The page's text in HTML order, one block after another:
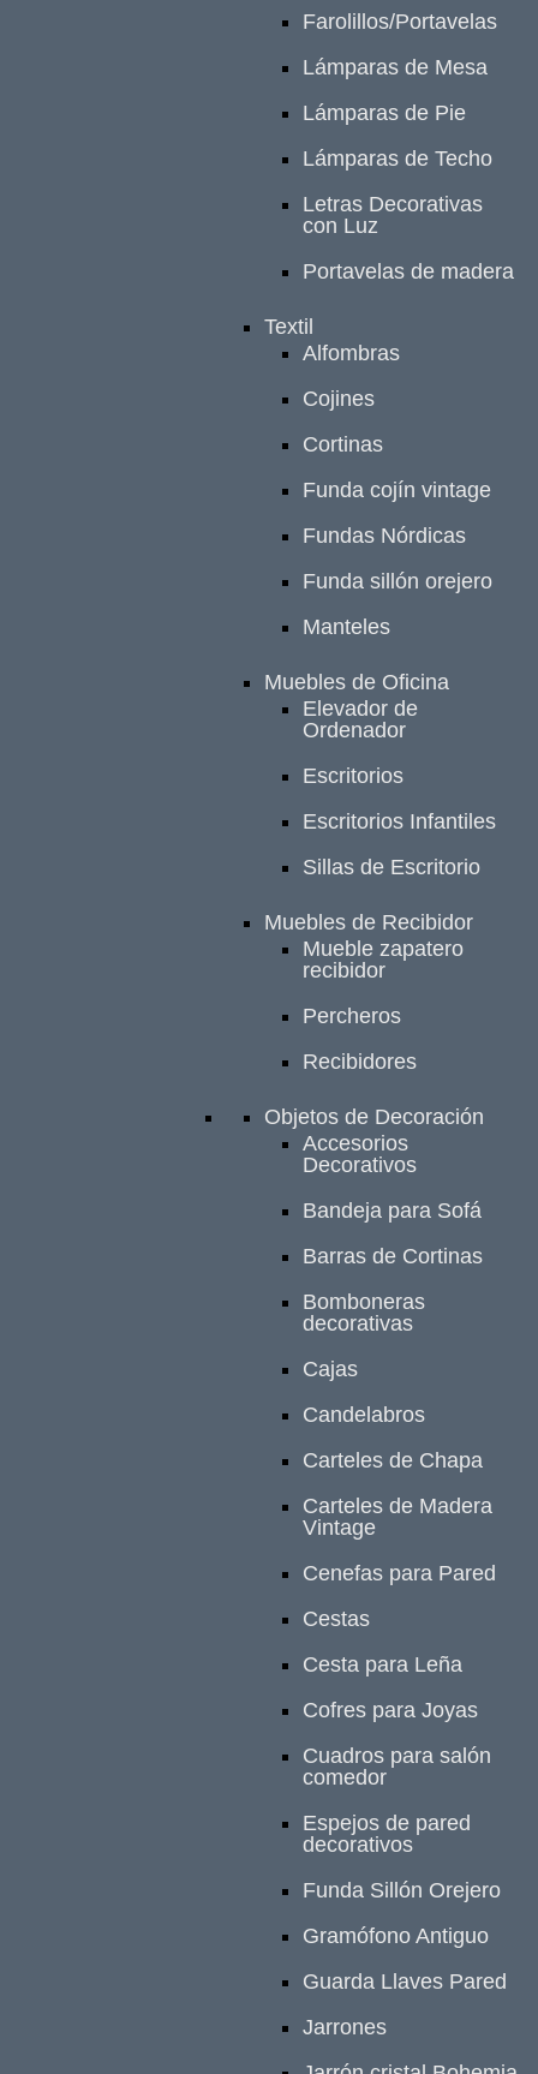
Farolillos/Portavelas
Lámparas de Mesa
Lámparas de Pie
Lámparas de Techo
Letras Decorativas
con Luz
Portavelas de madera
Textil
Alfombras
Cojines
Cortinas
Funda cojín vintage
Fundas Nórdicas
Funda sillón orejero
Manteles
Muebles de Oficina
Elevador de
Ordenador
Escritorios
Escritorios Infantiles
Sillas de Escritorio
Muebles de Recibidor
Mueble zapatero
recibidor
Percheros
Recibidores
Objetos de Decoración
Accesorios
Decorativos
Bandeja para Sofá
Barras de Cortinas
Bomboneras
decorativas
Cajas
Candelabros
Carteles de Chapa
Carteles de Madera
Vintage
Cenefas para Pared
Cestas
Cesta para Leña
Cofres para Joyas
Cuadros para salón
comedor
Espejos de pared
decorativos
Funda Sillón Orejero
Gramófono Antiguo
Guarda Llaves Pared
Jarrones